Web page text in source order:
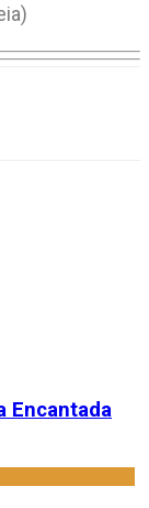
Encantada